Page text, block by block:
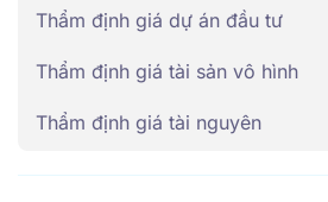
Thẩm định giá dự án đầu tư
Thẩm định giá tài sản vô hình
Thẩm định giá tài nguyên